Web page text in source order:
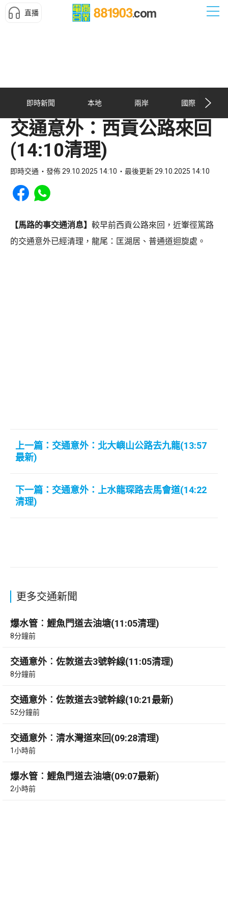
直播
即時新聞 本地 兩岸 國際
交通意外：西貢公路來回
(14:10清理)
即時交通 發佈 29.10.2025 14:10 最後更新 29.10.2025 14:10
Share to Facebook
Share to WhatsApp
【馬路的事交通消息】 較早前西貢公路來回，近輋徑篤路
的交通意外已經清理，龍尾：匡湖居、普通道迴旋處。
上一篇：交通意外：北大嶼山公路去九龍(13:57
最新)
下一篇：交通意外：上水龍琛路去馬會道(14:22
清理)
更多交通新聞
爆水管︰鯉魚門道去油塘(11:05清理)
8分鐘前
交通意外︰佐敦道去3號幹線(11:05清理)
8分鐘前
交通意外︰佐敦道去3號幹線(10:21最新)
52分鐘前
交通意外︰清水灣道來回(09:28清理)
1小時前
爆水管︰鯉魚門道去油塘(09:07最新)
2小時前